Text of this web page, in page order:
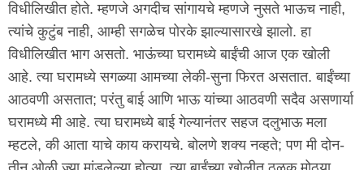
विधीलिखीत होते. म्हणजे अगदीच सांगायचे म्हणजे नुसते भाऊच नाही,
त्यांचे कुटुंब नाही, आम्ही सगळेच पोरके झाल्यासारखे झालो. हा
विधीलिखीत भाग असतो. भाऊंच्या घरामध्ये बाईंची आज एक खोली
आहे. त्या घरामध्ये सगळ्या आमच्या लेकी-सुना फिरत असतात. बाईंच्या
आठवणी असतात; परंतु बाई आणि भाऊ यांच्या आठवणी सदैव असणार्या
घरामध्ये मी आहे. त्या घरामध्ये बाई गेल्यानंतर सहज दलुभाऊ मला
म्हटले, की आता याचे काय करायचे. बोलणे शक्य नव्हते; पण मी दोन-